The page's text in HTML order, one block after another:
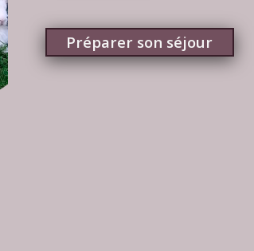
Préparer son séjour